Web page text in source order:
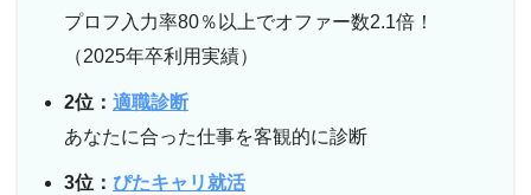
プロフ入力率80％以上でオファー数2.1倍！
（2025年卒利用実績）
2位： 適職診断
あなたに合った仕事を客観的に診断
3位： ぴたキャリ就活